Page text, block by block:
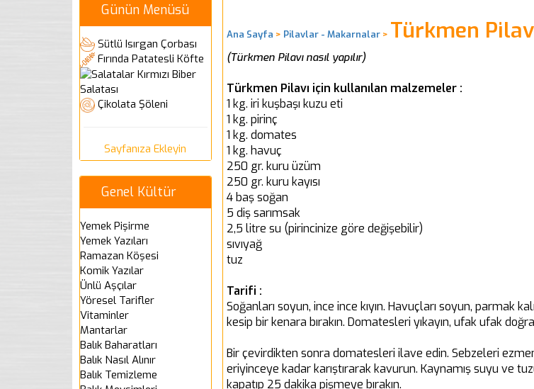
Ana Sayfa > Pilavlar - Makarnalar> Türkmen
(Türkmen Pilavı nasıl yapılır)
Türkmen Pilavı için kullanılan malzemeler :
1 kg. iri kuşbaşı kuzu eti
1 kg. pirinç
1 kg. domates
1 kg. havuç
250 gr. kuru üzüm
250 gr. kuru kayısı
4 baş soğan
5 diş sarımsak
2,5 litre su (pirincinize göre değişebilir)
sıvıyağ
tuz
Tarifi :
Soğanları soyun, ince ince kıyın. Havuçları soyun, parmak
kesip bir kenara bırakın. Domatesleri yıkayın, ufak ufak
Bir çevirdikten sonra domatesleri ilave edin. Sebzeleri
eriyinceye kadar karıştırarak kavurun. Kaynamış suyu ve
kapatıp 25 dakika pişmeye bırakın.
Günün Menüsü
Sütlü Isırgan Çorbası
Fırında Patatesli Köfte
Kırmızı Biber
Salatası
Çikolata Şöleni
Sayfanıza Ekleyin
Genel Kültür
Yemek Pişirme
Yemek Yazıları
Ramazan Köşesi
Komik Yazılar
Ünlü Aşçılar
Yöresel Tarifler
Vitaminler
Mantarlar
Balık Baharatları
Balık Nasıl Alınır
Balık Temizleme